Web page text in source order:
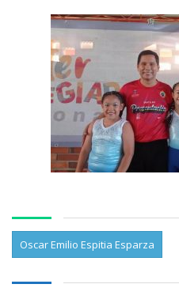
Oscar Emilio Espitia Esparza